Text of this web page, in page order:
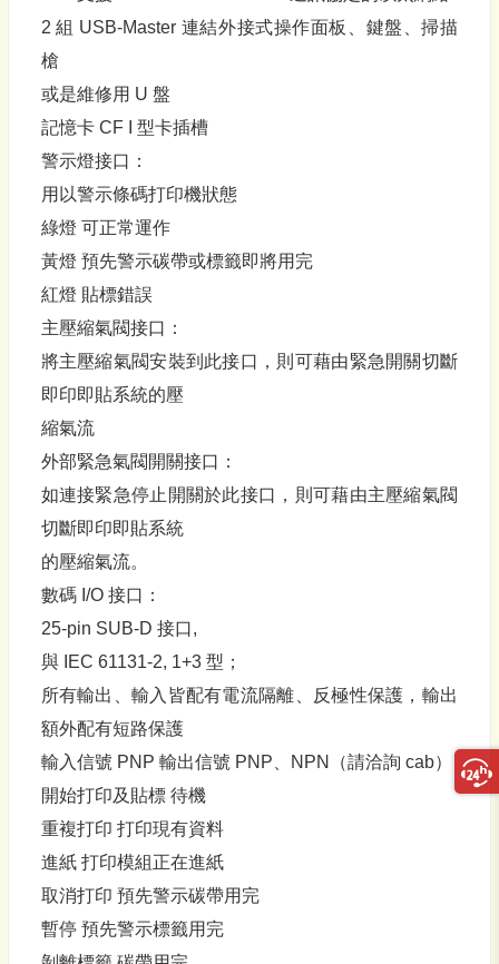
2 組 USB-Master 連結外接式操作面板、鍵盤、掃描
槍
或是維修用 U 盤
記憶卡 CF I 型卡插槽
警示燈接口：
用以警示條碼打印機狀態
綠燈 可正常運作
黃燈 預先警示碳帶或標籤即將用完
紅燈 貼標錯誤
主壓縮氣閥接口：
將主壓縮氣閥安裝到此接口，則可藉由緊急開關切斷
即印即貼系統的壓
縮氣流
外部緊急氣閥開關接口：
如連接緊急停止開關於此接口，則可藉由主壓縮氣閥
切斷即印即貼系統
的壓縮氣流。
數碼 I/O 接口：
25-pin SUB-D 接口,
與 IEC 61131-2, 1+3 型；
所有輸出、輸入皆配有電流隔離、反極性保護，輸出
額外配有短路保護
輸入信號 PNP 輸出信號 PNP、NPN（請洽詢 cab）
開始打印及貼標 待機
重複打印 打印現有資料
進紙 打印模組正在進紙
取消打印 預先警示碳帶用完
暫停 預先警示標籤用完